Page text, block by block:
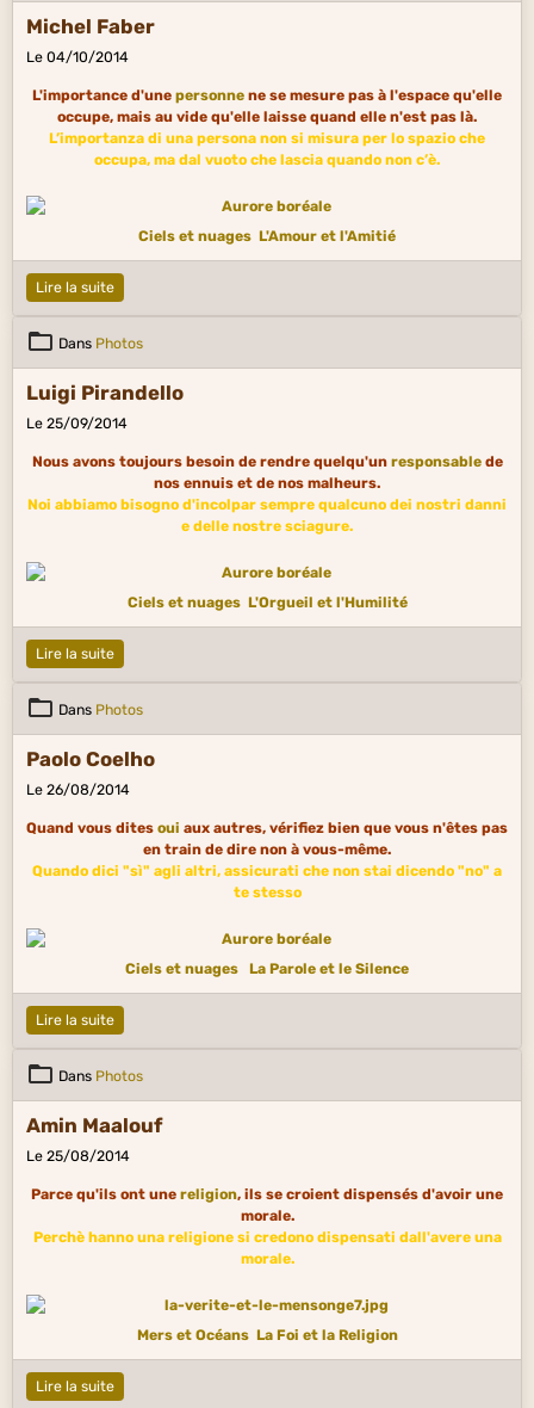
Michel Faber
Le 04/10/2014
L'importance d'une personne ne se mesure pas à l'espace qu'elle
occupe, mais au vide qu'elle laisse quand elle n'est pas là.
L’importanza di una persona non si misura per lo spazio che
occupa, ma dal vuoto che lascia quando non c’è.
Ciels et nuages L'Amour et l'Amitié
Lire la suite
Dans Photos
Luigi Pirandello
Le 25/09/2014
Nous avons toujours besoin de rendre quelqu'un responsablede
nos ennuis et de nos malheurs.
Noi abbiamo bisogno d'incolpar sempre qualcuno dei nostri danni
e delle nostre sciagure.
Ciels et nuages L'Orgueil et l'Humilité
Lire la suite
Dans Photos
Paolo Coelho
Le 26/08/2014
Quand vous dites oui aux autres, vérifiez bien que vous n'êtes pas
en train de dire non à vous-même.
Quando dici "sì" agli altri, assicurati che non stai dicendo "no" a
te stesso
Ciels et nuages La Parole et le Silence
Lire la suite
Dans Photos
Amin Maalouf
Le 25/08/2014
Parce qu'ils ont une religion, ils se croient dispensés d'avoir une
morale.
Perchè hanno una religione si credono dispensati dall'avere una
morale.
Mers et Océans La Foi et la Religion
Lire la suite